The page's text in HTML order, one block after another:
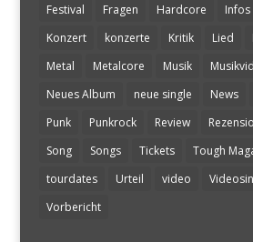
Festival
Fragen Hardcore Infos
Konzert
konzerte Kritik Lied
Metal
Metalcore Musik
Neues Album
neue single News
Punk
Punkrock Review
Song
Songs Tickets Tough
tourdates
Urteil video
Vorbericht